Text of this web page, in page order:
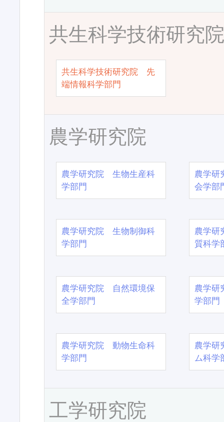
共生科学技術研究
共生科学技術研究院 先
端情報科学部門
農学研究院
農学研究院 生物生産科
学部門
農学
会学部
農学研究院 生物制御科
学部門
農学
質科学
農学研究院 自然環境保
全学部門
農学
学部門
農学研究院 動物生命科
学部門
農学
ム科学
工学研究院